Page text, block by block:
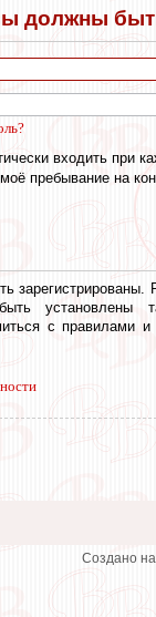
должны
входить при
пребывание на
установлены
с
Создано